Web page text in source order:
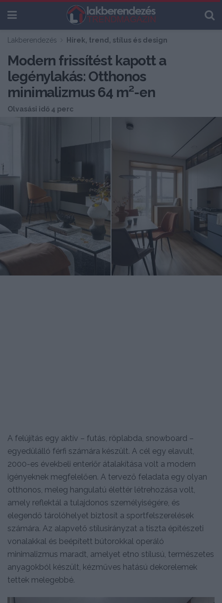
Lakberendezés Hírek, trend, stílus és design
Modern frissítést kapott a
legénylakás: Otthonos
minimalizmus 64 m²-en
Olvasási idő 4 perc
A felújítás egy aktív – futás, röplabda, snowboard –
egyedülálló férfi számára készült. A cél egy elavult,
2000-es évekbeli enteriőr átalakítása volt a modern
igényeknek megfelelően. A tervező feladata egy olyan
otthonos, meleg hangulatú élettér létrehozása volt,
amely reflektál a tulajdonos személyiségére, és
elegendő tárolóhelyet biztosít a sportfelszerelések
számára. Az alapvető stílusirányzat a tiszta építészeti
vonalakkal és beépített bútorokkal operáló
minimalizmus maradt, amelyet etno stílusú, természetes
anyagokból készült, kézműves hatású dekorelemek
tettek melegebbé.